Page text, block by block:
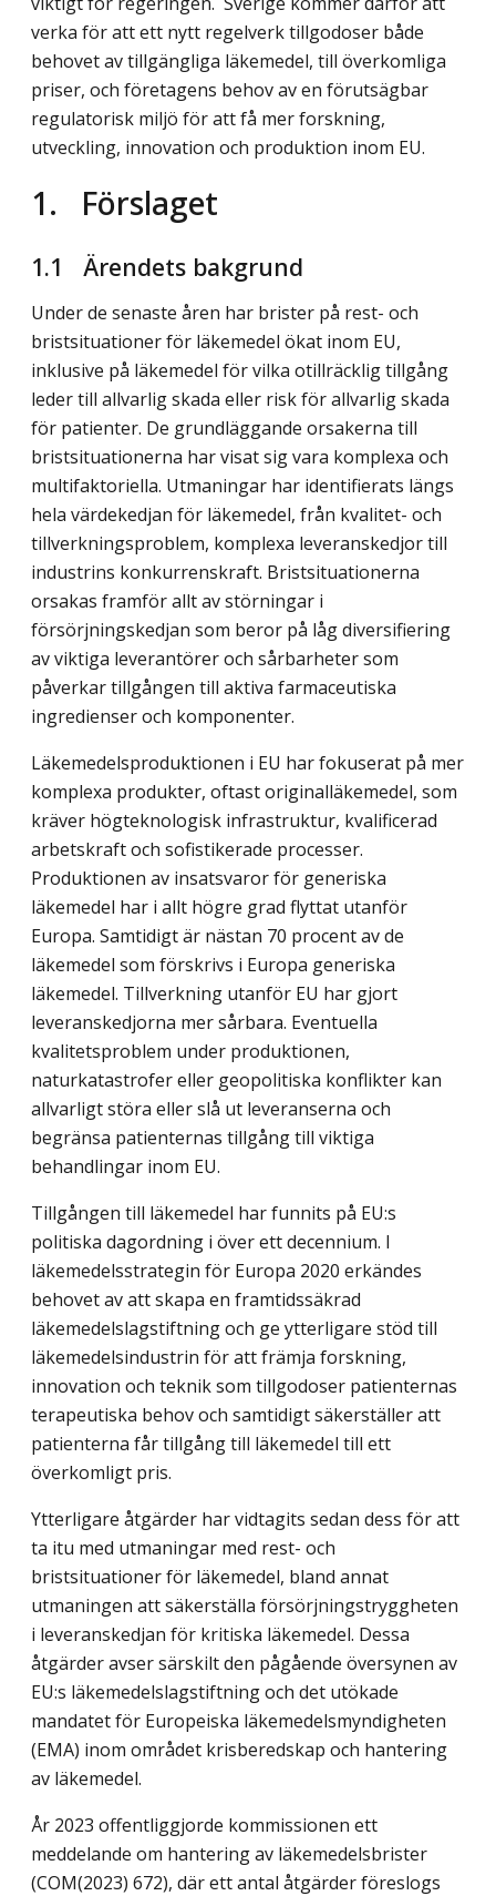
verka för att ett nytt regelverk tillgodoser både
behovet av tillgängliga läkemedel, till överkomliga
priser, och företagens behov av en förutsägbar
regulatorisk miljö för att få mer forskning,
utveckling, innovation och produktion inom EU.
1. Förslaget
1.1 Ärendets bakgrund
Under de senaste åren har brister på rest- och
bristsituationer för läkemedel ökat inom EU,
inklusive på läkemedel för vilka otillräcklig tillgång
leder till allvarlig skada eller risk för allvarlig skada
för patienter. De grundläggande orsakerna till
bristsituationerna har visat sig vara komplexa och
multifaktoriella. Utmaningar har identifierats längs
hela värdekedjan för läkemedel, från kvalitet- och
tillverkningsproblem, komplexa leveranskedjor till
industrins konkurrenskraft. Bristsituationerna
orsakas framför allt av störningar i
försörjningskedjan som beror på låg diversifiering
av viktiga leverantörer och sårbarheter som
påverkar tillgången till aktiva farmaceutiska
ingredienser och komponenter.
Läkemedelsproduktionen i EU har fokuserat på mer
komplexa produkter, oftast originalläkemedel, som
kräver högteknologisk infrastruktur, kvalificerad
arbetskraft och sofistikerade processer.
Produktionen av insatsvaror för generiska
läkemedel har i allt högre grad flyttat utanför
Europa. Samtidigt är nästan 70 procent av de
läkemedel som förskrivs i Europa generiska
läkemedel. Tillverkning utanför EU har gjort
leveranskedjorna mer sårbara. Eventuella
kvalitetsproblem under produktionen,
naturkatastrofer eller geopolitiska konflikter kan
allvarligt störa eller slå ut leveranserna och
begränsa patienternas tillgång till viktiga
behandlingar inom EU.
Tillgången till läkemedel har funnits på EU:s
politiska dagordning i över ett decennium. I
läkemedelsstrategin för Europa 2020 erkändes
behovet av att skapa en framtidssäkrad
läkemedelslagstiftning och ge ytterligare stöd till
läkemedelsindustrin för att främja forskning,
innovation och teknik som tillgodoser patienternas
terapeutiska behov och samtidigt säkerställer att
patienterna får tillgång till läkemedel till ett
överkomligt pris.
Ytterligare åtgärder har vidtagits sedan dess för att
ta itu med utmaningar med rest- och
bristsituationer för läkemedel, bland annat
utmaningen att säkerställa försörjningstryggheten
i leveranskedjan för kritiska läkemedel. Dessa
åtgärder avser särskilt den pågående översynen av
EU:s läkemedelslagstiftning och det utökade
mandatet för Europeiska läkemedelsmyndigheten
(EMA) inom området krisberedskap och hantering
av läkemedel.
År 2023 offentliggjorde kommissionen ett
meddelande om hantering av läkemedelsbrister
(COM(2023) 672), där ett antal åtgärder föreslogs